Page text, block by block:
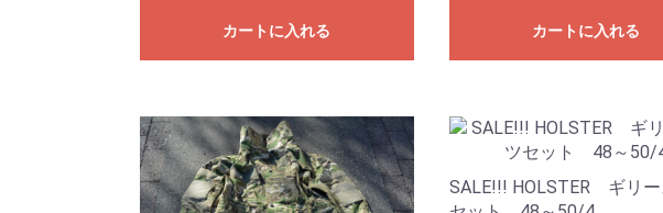
カートに入れる カートに入れる
SALE!!! HOLSTER ギリ